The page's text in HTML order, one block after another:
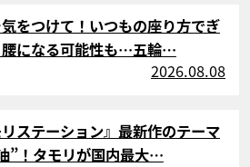
をつけて！いつもの座り方でぎ
腰になる可能性も…五輪…
2026.08.08
リステーション』最新作のテーマ
”！タモリが国内最大…